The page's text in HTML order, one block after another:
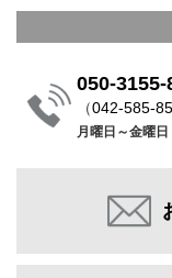
050-3155-
（042-585-
月曜日～金曜日